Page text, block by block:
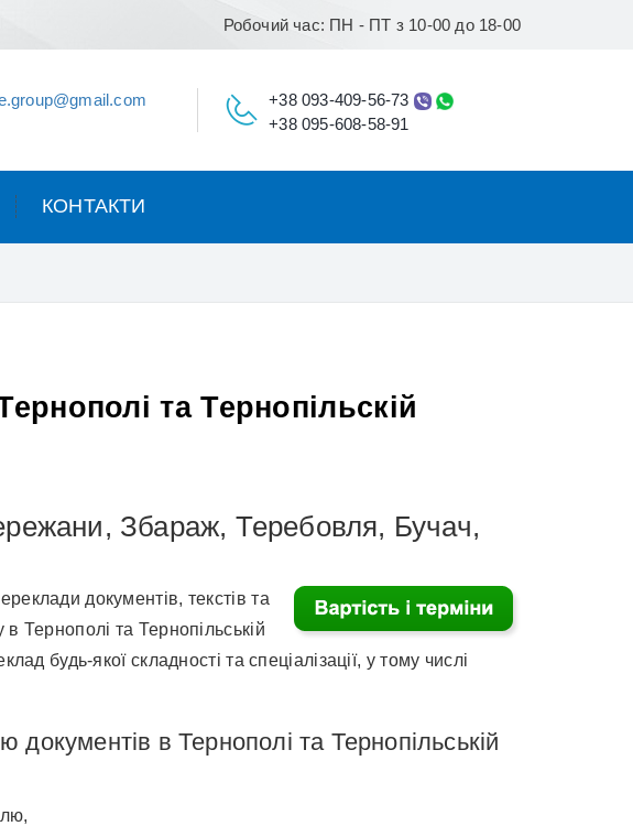
Робочий час: ПН - ПТ з 10-00 до 18-00
+38 093-409-56-73
+38 095-608-58-91
КОНТАКТИ
та Тернопільскій
Збараж, Теребовля, Бучач,
документів, текстів та
Тернополі та Тернопільській
будь-якої складності та спеціалізації, у тому числі
документів в Тернополі та Тернопільській